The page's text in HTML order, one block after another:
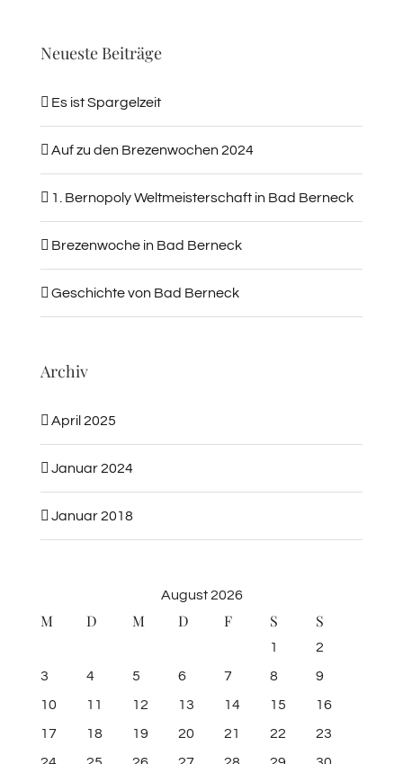
Neueste Beiträge
Es ist Spargelzeit
Auf zu den Brezenwochen 2024
1. Bernopoly Weltmeisterschaft in Bad Berneck
Brezenwoche in Bad Berneck
Geschichte von Bad Berneck
Archiv
April 2025
Januar 2024
Januar 2018
August 2026
M D M D F S S
1
2
3
4 5 6 7 8
9
10
11 12 13 14 15
16
17
18 19 20 21 22
23